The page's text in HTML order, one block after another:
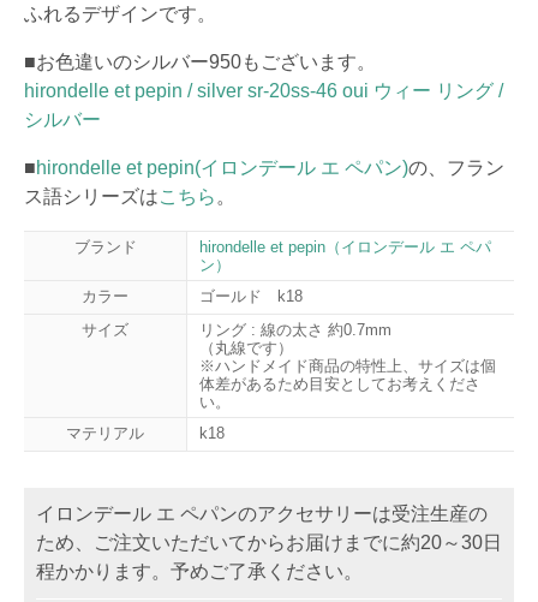
ふれるデザインです。
■お色違いのシルバー950もございます。
hirondelle et pepin / silver sr-20ss-46 oui ウィー リング /
シルバー
■hirondelle et pepin(イロンデール エ ペパン)の、フラン
ス語シリーズはこちら。
ブランド
hirondelle et pepin（イロンデール エ ペパ
ン）
カラー
ゴールド k18
サイズ
リング : 線の太さ 約0.7mm
（丸線です）
※ハンドメイド商品の特性上、サイズは個
体差があるため目安としてお考えくださ
い。
マテリアル
k18
イロンデール エ ペパンのアクセサリーは受注生産の
ため、ご注文いただいてからお届けまでに約20～30日
程かかります。予めご了承ください。